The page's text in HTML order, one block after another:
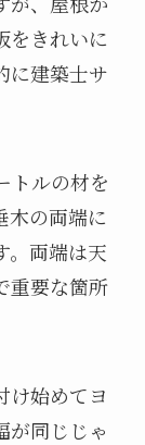
をきれいに
に建築士サ
トルの材を
木の両端に
。両端は天
重要な箇所
け始めてヨ
が同じじゃ